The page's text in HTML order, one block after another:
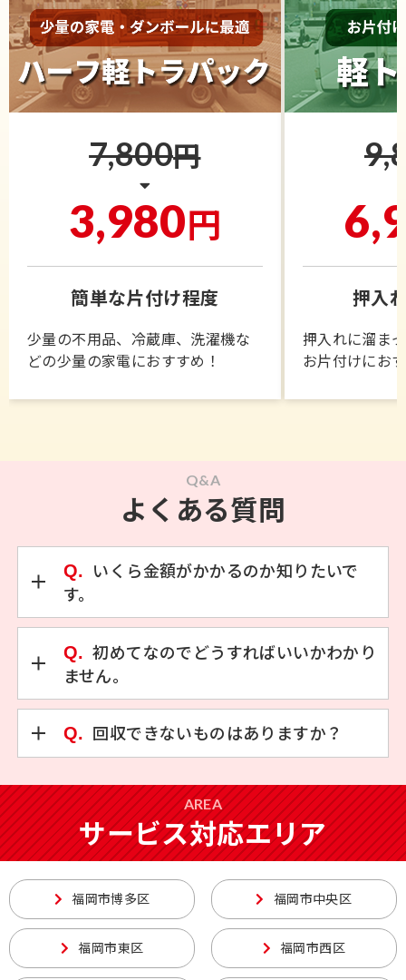
7,800円
3,980円
簡単な片付け程度
少量の不用品、冷蔵庫、洗濯機な
どの少量の家電におすすめ！
押入
押入れに溜ま
お片付けにお
Q&A
よくある質問
Q. いくら金額がかかるのか知りたいで
す。
Q. 初めてなのでどうすればいいかわかり
ません。
Q. 回収できないものはありますか？
AREA
サービス対応エリア
福岡市博多区 福岡市中央区
福岡市東区 福岡市西区